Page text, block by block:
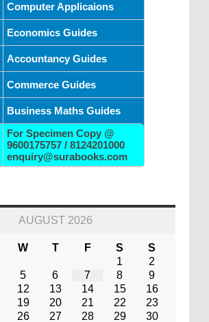
Computer Applicaions
Economics Guides
Accountancy Guides
Commerce Guides
Business Maths Guides
For Specimen Copy @
9600175757 / 8124201000
enquiry@surabooks.com
AUGUST 2026
W T F S
S
1
2
5 6 7 8
9
12 13 14 15
16
19 20 21 22
23
26 27 28 29
30